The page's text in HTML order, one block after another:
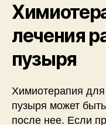
лечения
пузыря
Химиотерапия
пузыря может
после нее. Если